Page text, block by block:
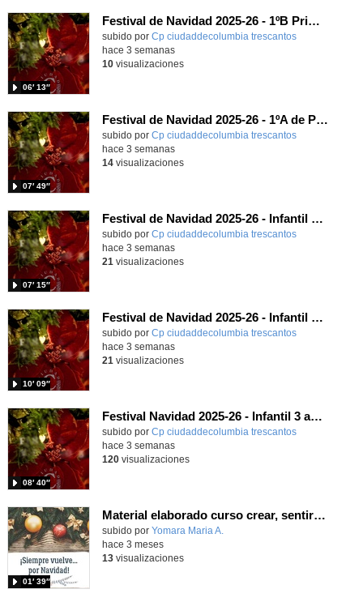
Festival de Navidad 2025-26 - 1ºB Primaria
subido por Cp ciudaddecolumbia trescantos
06′ 13″
-
hace 3 semanas
10visualizaciones
Festival de Navidad 2025-26 - 1ºA de Primaria
subido por Cp ciudaddecolumbia trescantos
07′ 49″
-
hace 3 semanas
14visualizaciones
Festival de Navidad 2025-26 - Infantil 5 años
subido por Cp ciudaddecolumbia trescantos
07′ 15″
-
hace 3 semanas
21 visualizaciones
Festival de Navidad 2025-26 - Infantil 4 años
subido por Cp ciudaddecolumbia trescantos
10′ 09″
-
hace 3 semanas
21 visualizaciones
Festival Navidad 2025-26 - Infantil 3 años
subido por Cp ciudaddecolumbia trescantos
08′ 40″
-
hace 3 semanas
120visualizaciones
Material elaborado curso crear, sentir y sanar
Contenido educativo.
subido por Yomara Maria A.
01′ 39″
hace 3 meses
13visualizaciones